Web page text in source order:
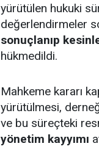
yürütülen hukuki
değerlendirmeler
sonuçlanıp
hükmedildi.
Mahkeme kararı
yürütülmesi,
ve bu süreçteki
yönetim kayyımı